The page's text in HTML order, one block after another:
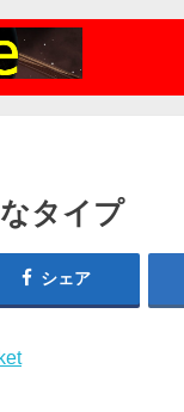
タイプ
シェア